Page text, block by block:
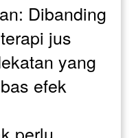
Dibanding
jus
yang
efek